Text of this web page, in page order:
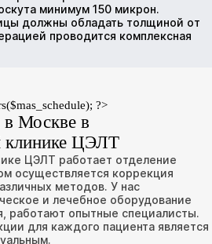
минимум 150 микрон.
должны обладать толщиной от
проводится комплексная
?>
в Москве в
клинике ЦЭЛТ
ЦЭЛТ работает отделение
осуществляется коррекция
методов. У нас
и лечебное оборудование
работают опытные специалисты.
для каждого пациента является